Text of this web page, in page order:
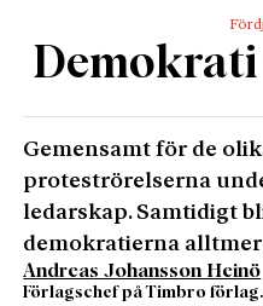
Gemensamt för de
proteströrelserna
ledarskap. Samtidigt
demokratierna
Andreas Johansson Heinö
Förlagschef på Timbro förlag.